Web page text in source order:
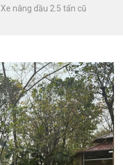
Xe nâng dầu 2.5 tấn cũ